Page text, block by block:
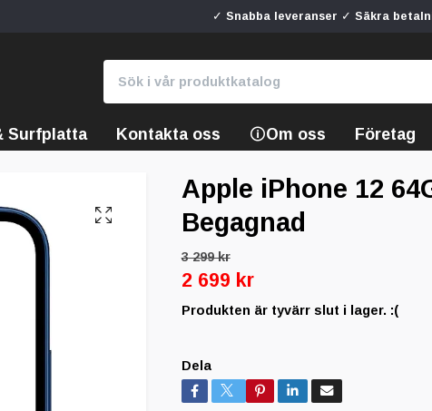
✓ Snabba leveranser ✓ Säkra
Surfplatta Kontakta oss 🛈Om oss Företag
Apple iPhone 12
Begagnad
3 299 kr
2 699 kr
Produkten är tyvärr slut i lager. :(
Dela